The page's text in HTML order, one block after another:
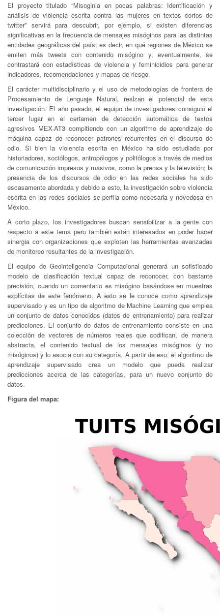
El proyecto titulado “Misoginia en pocas palabras: Identificación y
análisis de violencia escrita contra las mujeres en textos cortos de
twitter” servirá para descubrir, por ejemplo, si existen diferencias
significativas en la frecuencia de mensajes misóginos para las distintas
entidades geográficas del país; es decir, en qué regiones de México se
emiten más tweets con contenido misógino y, eventualmente, se
contrastará con estadísticas de violencia y feminicidios para generar
indicadores, recomendaciones y mapas de riesgo.
El carácter multidisciplinario y el uso de metodologías de frontera de
Procesamiento de Lenguaje Natural, realzan el potencial de esta
investigación. El año pasado, el equipo de investigadores consiguió el
tercer lugar en el certamen de detección automática de textos
agresivos MEX-AT3 compitiendo con un algoritmo de aprendizaje de
máquina capaz de reconocer patrones recurrentes en el discurso de
odio. Si bien la violencia escrita en México ha sido estudiada por
historiadores, sociólogos, antropólogos y politólogos a través de medios
de comunicación impresos y masivos, como la prensa y la televisión; la
presencia de los discursos de odio en las redes sociales ha sido
escasamente abordada y debido a esto, la investigación sobre violencia
escrita en las redes sociales se perfila como necesaria y novedosa en
México.
A corto plazo, los investigadores buscan sensibilizar a la gente con
respecto a este tema pero también están interesados en poder hacer
sinergia con organizaciones que exploten las herramientas avanzadas
de monitoreo resultantes de la investigación.
El equipo de Geointeligencia Computacional generará un sofisticado
modelo de clasificación textual capaz de reconocer, con bastante
precisión, cuando un comentario es misógino basándose en muestras
explícitas de este fenómeno. A esto se le conoce como aprendizaje
supervisado y es un tipo de algoritmo de Machine Learning que emplea
un conjunto de datos conocidos (datos de entrenamiento) para realizar
predicciones. El conjunto de datos de entrenamiento consiste en una
colección de vectores de números reales que codifican, de manera
abstracta, el contenido textual de los mensajes misóginos (y no
misóginos) y lo asocia con su categoría. A partir de eso, el algoritmo de
aprendizaje supervisado crea un modelo que pueda realizar
predicciones acerca de las categorías, para un nuevo conjunto de
datos.
Figura del mapa: